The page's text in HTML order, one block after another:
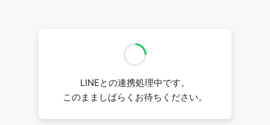
LINEとの連携処理中です。
このまましばらくお待ちください。